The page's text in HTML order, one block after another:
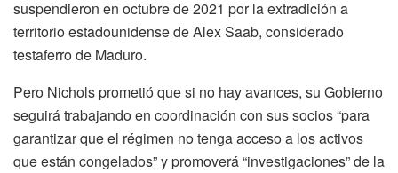
suspendieron en octubre de 2021 por la extradición a
territorio estadounidense de Alex Saab, considerado
testaferro de Maduro.
Pero Nichols prometió que si no hay avances, su Gobierno
seguirá trabajando en coordinación con sus socios “para
garantizar que el régimen no tenga acceso a los activos
que están congelados” y promoverá “investigaciones” de la